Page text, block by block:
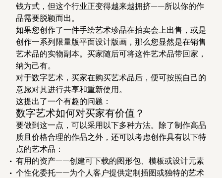
钱方式，但这个行业正变得越来越拥挤——所以你的作
品需要脱颖而出。
如果您创作了一件手绘艺术珍品在拍卖会上出售，或是
创作一系列限量版平面设计版画，那么您显然是在销售
艺术品的实物副本。买家随后可将这件艺术品带回家，
纳为己有。
对于数字艺术，买家在购买艺术品后，便可按照自己的
意愿对其进行共享和重新使用。
这提出了一个有趣的问题：
数字艺术如何对买家有价值？
要做到这一点，可以采用以下多种方法。除了制作高品
质且价格合理的作品之外，还可以考虑创作具有以下特
点的艺术品：
有用的资产——创建可下载的图形包、模板或设计元素
个性化委托——为个人客户提供定制插图或独特的艺术